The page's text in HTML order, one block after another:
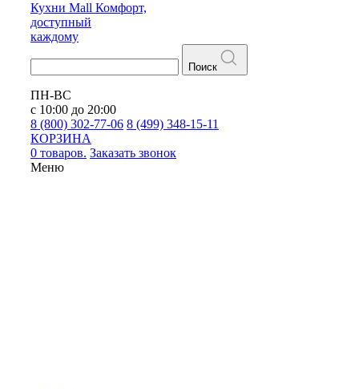
Кухни Mall Комфорт,
доступный
каждому
Поиск
ПН-ВС
с 10:00 до 20:00
8 (800) 302-77-06 8 (499) 348-15-11
КОРЗИНА
0 товаров. Заказать звонок
Меню